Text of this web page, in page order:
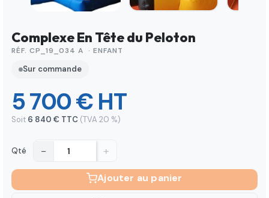
Complexe En Tête du Peloton
RÉF. CP_19_034 A · ENFANT
Sur commande
5 700 € HT
Soit 6 840 € TTC (TVA 20 %)
Qté − +
Ajouter au panier